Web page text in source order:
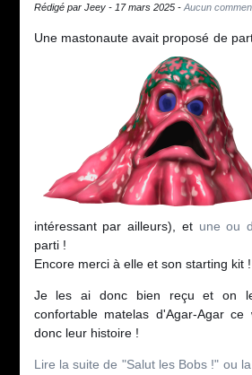
Rédigé par Jeey - 17 mars 2025 - Aucun
Une mastonauteavait proposé de
intéressant par ailleurs), et une ou
parti !
Encore merci à elle et son starting kit !
Je les ai donc bien reçu et on
confortable matelas d'Agar-Agar ce
donc leur histoire !
Lire la suite de "Salut les Bobs !" ou